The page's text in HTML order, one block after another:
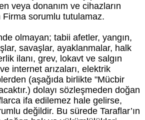
veya donanım ve cihazların
sorumlu tutulamaz.
olmayan; tabii afetler, yangın,
savaşlar, ayaklanmalar, halk
ilanı, grev, lokavt ve salgın
internet arızaları, elektrik
(aşağıda birlikte "Mücbir
dolayı sözleşmeden doğan
ifa edilemez hale gelirse,
değildir. Bu sürede Taraflar’ın